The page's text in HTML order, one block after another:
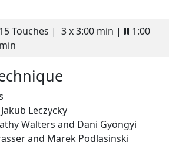
15 Touches | 3 x 3:00 min |
1:00
min
Leczycky
Walters and Dani Gyöngyi
and Marek Podlasinski